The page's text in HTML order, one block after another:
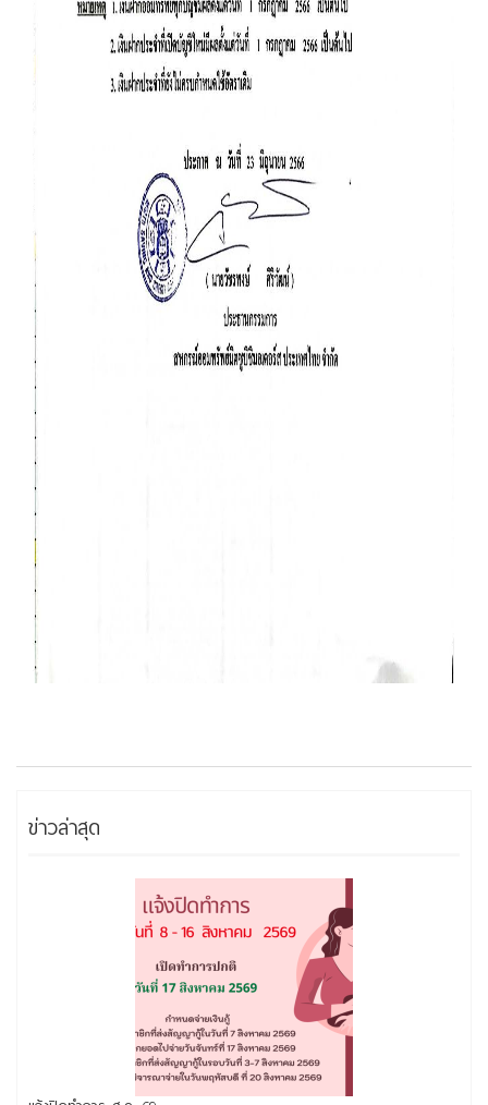
ข่าวล่าสุด